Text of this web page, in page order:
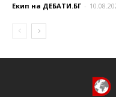
Екип на ДЕБАТИ.БГ -